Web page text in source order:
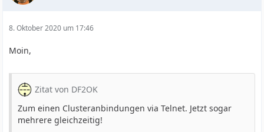
8. Oktober 2020 um 17:46
Moin,
Zitat von DF2OK
Zum einen Clusteranbindungen via Telnet. Jetzt sogar
mehrere gleichzeitig!